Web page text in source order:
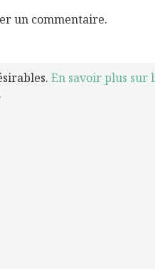
un commentaire.
En savoir plus sur